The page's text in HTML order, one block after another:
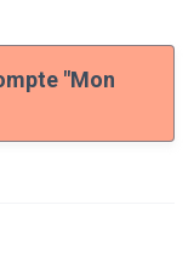
"Mon